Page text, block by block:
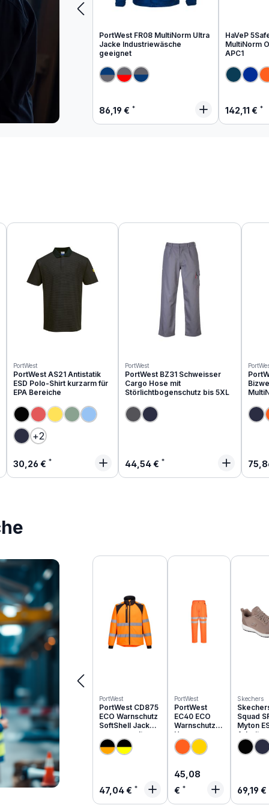
PortWest FR08 MultiNorm Ultra
Jacke Industriewäsche
geeignet
Regulärer Preis:
86,19 €
HaVeP
MultiNorm
APC1
142,11 €
PortWest
PortWest AS21 Antistatik
ESD Polo-Shirt kurzarm für
EPA Bereiche
(Diese Option ist zurzeit nicht verfügbar.)
(Diese Option ist zurzeit nicht verfügbar.)
(Diese Option ist zurzeit nicht verfügbar.)
+2
Regulärer Preis:
30,26 €
PortWest
PortWest BZ31 Schweisser
Cargo Hose mit
Störlichtbogenschutz bis 5XL
Regulärer Preis:
44,54 €
Produktgalerie überspringen
PortWest
PortWest CD875
ECO Warnschutz
SoftShell Jacke
aus recyceltem
PES
Regulärer Preis:
47,04 €
PortWest
PortWest
EC40 ECO
Warnschutz
Hose aus
recyceltem
PES
Regulärer Preis:
45,08
€
Skechers
Squad
Myton
O1 |
69,19 €